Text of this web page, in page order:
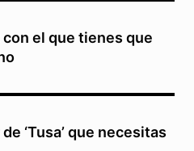
el que tienes que
‘Tusa’ que necesitas